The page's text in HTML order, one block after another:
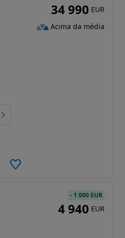
34 990 EUR
Acima da média
- 1 000 EUR
4 940 EUR